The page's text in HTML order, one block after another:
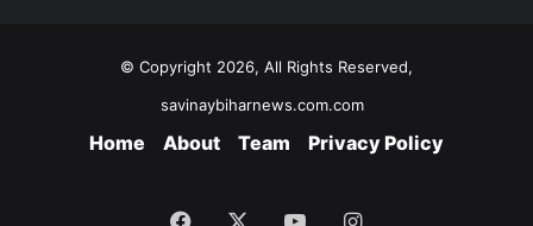
© Copyright 2026, All Rights Reserved,
savinaybiharnews.com.com
Home About Team Privacy Policy
Facebook YouTubeInstagram